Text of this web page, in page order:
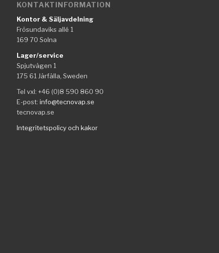
KONTAKTINFORMATION
Kontor & Säljavdelning
Frösundaviks allé 1
169 70 Solna
Lager/service
Spjutvägen 1
175 61 Järfälla, Sweden
Tel vxl: +46 (0)8 590 860 90
E-post: info@tecnovap.se
tecnovap.se
Integritetspolicy och kakor